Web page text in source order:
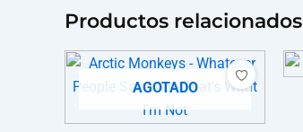
Productos relacionados
AGOTADO